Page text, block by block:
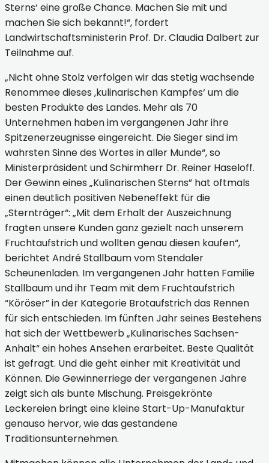
Sterns‘ eine große Chance. Machen Sie mit und
machen Sie sich bekannt!“, fordert
Landwirtschaftsministerin Prof. Dr. Claudia Dalbert zur
Teilnahme auf.
„Nicht ohne Stolz verfolgen wir das stetig wachsende
Renommee dieses ‚kulinarischen Kampfes‘ um die
besten Produkte des Landes. Mehr als 70
Unternehmen haben im vergangenen Jahr ihre
Spitzenerzeugnisse eingereicht. Die Sieger sind im
wahrsten Sinne des Wortes in aller Munde“, so
Ministerpräsident und Schirmherr Dr. Reiner Haseloff.
Der Gewinn eines „Kulinarischen Sterns” hat oftmals
einen deutlich positiven Nebeneffekt für die
„Sternträger“: „Mit dem Erhalt der Auszeichnung
fragten unsere Kunden ganz gezielt nach unserem
Fruchtaufstrich und wollten genau diesen kaufen“,
berichtet André Stallbaum vom Stendaler
Scheunenladen. Im vergangenen Jahr hatten Familie
Stallbaum und ihr Team mit dem Fruchtaufstrich
“Köröser” in der Kategorie Brotaufstrich das Rennen
für sich entschieden. Im fünften Jahr seines Bestehens
hat sich der Wettbewerb „Kulinarisches Sachsen-
Anhalt“ ein hohes Ansehen erarbeitet. Beste Qualität
ist gefragt. Und die geht einher mit Kreativität und
Können. Die Gewinnerriege der vergangenen Jahre
zeigt sich als bunte Mischung. Preisgekrönte
Leckereien bringt eine kleine Start-Up-Manufaktur
genauso hervor, wie das gestandene
Traditionsunternehmen.